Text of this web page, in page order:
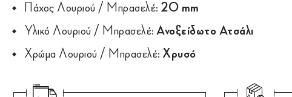
Πάχος Λουριού / Μπρασελέ: 20 mm
Υλικό Λουριού / Μπρασελέ: Ανοξείδωτο Ατσάλι
Χρώμα Λουριού / Μπρασελέ: Χρυσό